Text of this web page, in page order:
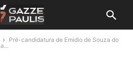
Pré-candidatura de Emidio de Souza do